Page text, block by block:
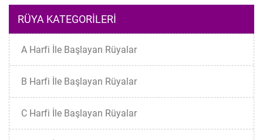
RÜYA KATEGORILERI
A Harfi İle Başlayan Rüyalar
B Harfi İle Başlayan Rüyalar
C Harfi İle Başlayan Rüyalar